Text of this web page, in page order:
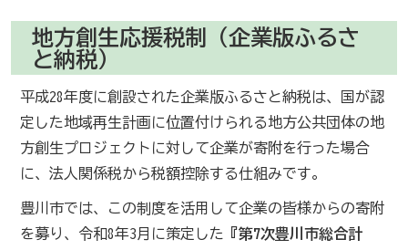
地方創生応援税制（企業版ふるさ
と納税）
平成28年度に創設された企業版ふるさと納税は、国が認
定した地域再生計画に位置付けられる地方公共団体の地
方創生プロジェクトに対して企業が寄附を行った場合
に、法人関係税から税額控除する仕組みです。
豊川市では、この制度を活用して企業の皆様からの寄附
を募り、令和8年3月に策定した
『第7次豊川市総合計